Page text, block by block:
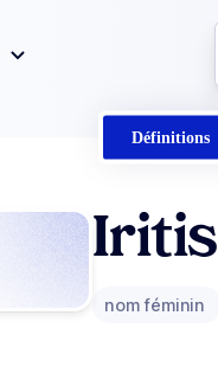
Définitions
Iritis
nom féminin